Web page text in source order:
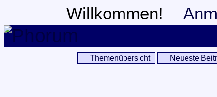
Willkommen!
Themenübersicht Neueste